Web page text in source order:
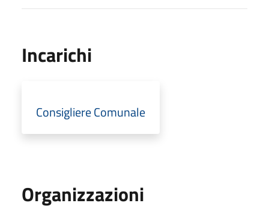
Incarichi
Consigliere Comunale
Organizzazioni